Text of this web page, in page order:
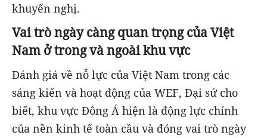
khuyến nghị.
Vai trò ngày càng quan trọng của Việt
Nam ở trong và ngoài khu vực
Đánh giá về nỗ lực của Việt Nam trong các
sáng kiến và hoạt động của WEF, Đại sứ cho
biết, khu vực Đông Á hiện là động lực chính
của nền kinh tế toàn cầu và đóng vai trò ngày